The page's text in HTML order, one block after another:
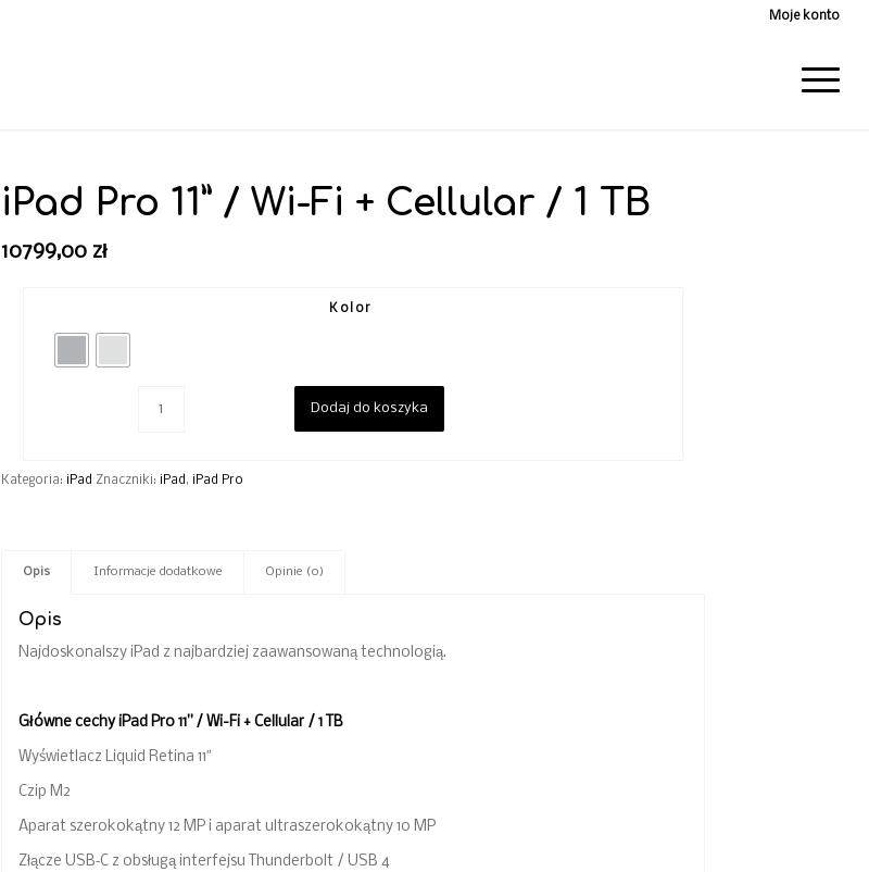
Moje konto
iPad Pro 11” / Wi-Fi + Cellular / 1 TB
10799,00 zł
Kolor
Dodaj do koszyka
Kategoria: iPad Znaczniki: iPad, iPad Pro
Opis Informacje dodatkowe Opinie (0)
Opis
Najdoskonalszy iPad z najbardziej zaawansowaną technologią.
Główne cechy iPad Pro 11” / Wi-Fi + Cellular / 1 TB
Wyświetlacz Liquid Retina 11″
Czip M2
Aparat szerokokątny 12 MP i aparat ultraszerokokątny 10 MP
Złącze USB‑C z obsługą interfejsu Thunderbolt / USB 4